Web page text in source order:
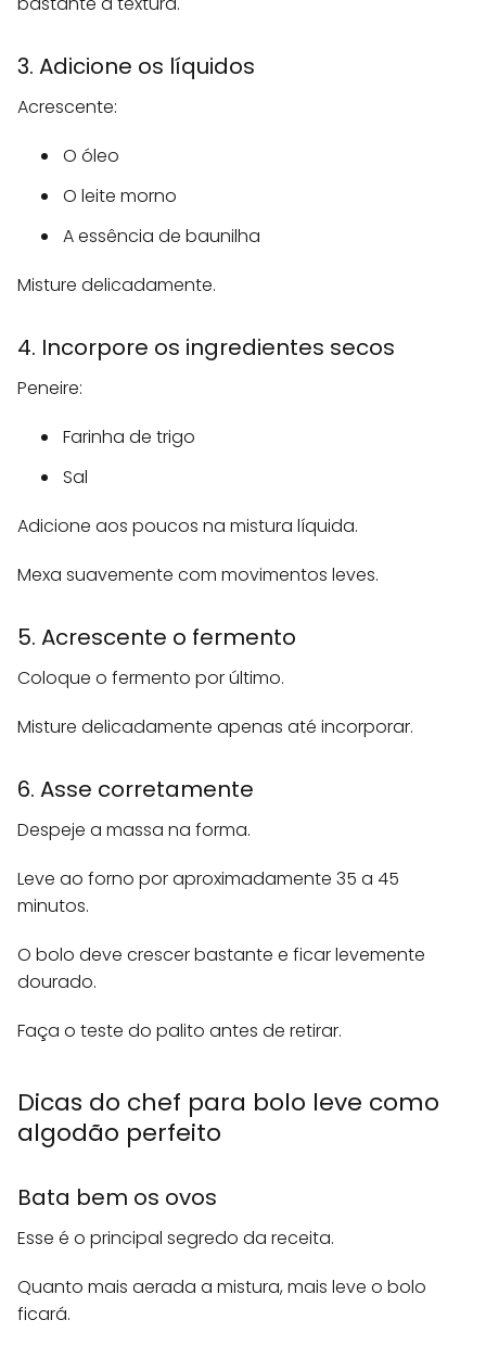
3. Adicione os líquidos
Acrescente:
O óleo
O leite morno
A essência de baunilha
Misture delicadamente.
4. Incorpore os ingredientes secos
Peneire:
Farinha de trigo
Sal
Adicione aos poucos na mistura líquida.
Mexa suavemente com movimentos leves.
5. Acrescente o fermento
Coloque o fermento por último.
Misture delicadamente apenas até incorporar.
6. Asse corretamente
Despeje a massa na forma.
Leve ao forno por aproximadamente 35 a 45
minutos.
O bolo deve crescer bastante e ficar levemente
dourado.
Faça o teste do palito antes de retirar.
Dicas do chef para bolo leve como
algodão perfeito
Bata bem os ovos
Esse é o principal segredo da receita.
Quanto mais aerada a mistura, mais leve o bolo
ficará.